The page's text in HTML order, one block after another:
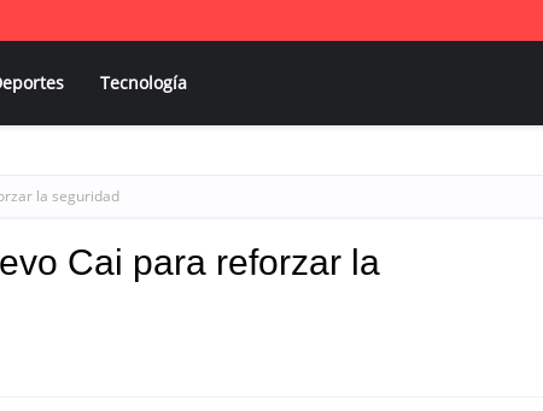
Tecnología
la seguridad
Cai para reforzar la